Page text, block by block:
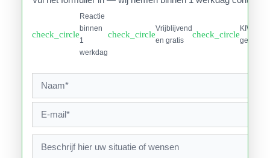
check_circle
Reactie
binnen
1
werkdag
check_circle
Vrijblijvend
en gratis
check_circle
KIWA